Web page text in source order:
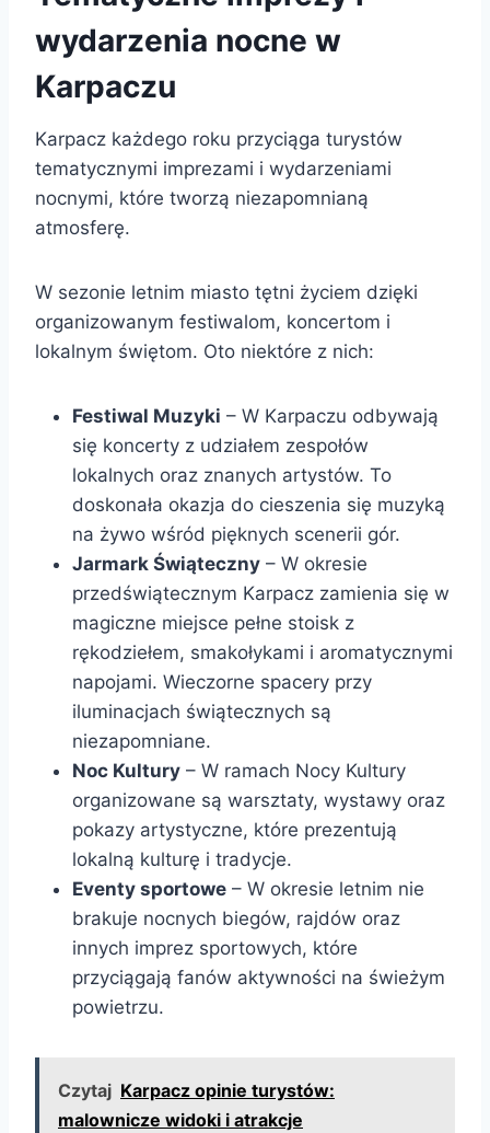
wydarzenia nocne w
Karpaczu
Karpacz każdego roku przyciąga turystów
tematycznymi imprezami i wydarzeniami
nocnymi, które tworzą niezapomnianą
atmosferę.
W sezonie letnim miasto tętni życiem dzięki
organizowanym festiwalom, koncertom i
lokalnym świętom. Oto niektóre z nich:
Festiwal Muzyki – W Karpaczu odbywają
się koncerty z udziałem zespołów
lokalnych oraz znanych artystów. To
doskonała okazja do cieszenia się muzyką
na żywo wśród pięknych scenerii gór.
Jarmark Świąteczny – W okresie
przedświątecznym Karpacz zamienia się w
magiczne miejsce pełne stoisk z
rękodziełem, smakołykami i aromatycznymi
napojami. Wieczorne spacery przy
iluminacjach świątecznych są
niezapomniane.
Noc Kultury – W ramach Nocy Kultury
organizowane są warsztaty, wystawy oraz
pokazy artystyczne, które prezentują
lokalną kulturę i tradycje.
Eventy sportowe – W okresie letnim nie
brakuje nocnych biegów, rajdów oraz
innych imprez sportowych, które
przyciągają fanów aktywności na świeżym
powietrzu.
Czytaj Karpacz opinie turystów:
malownicze widoki i atrakcje